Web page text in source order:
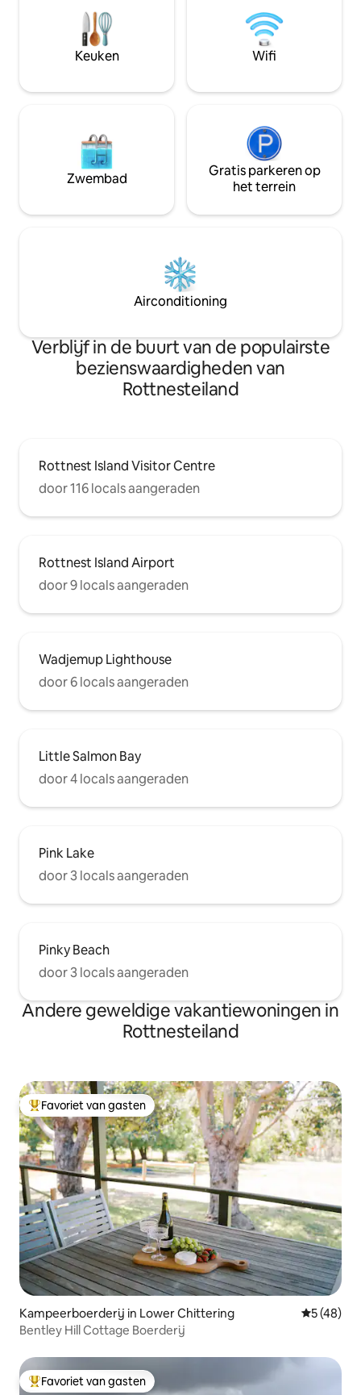
experts voor het heerlijke eten en
drinken, ben je nooit ver weg van een
korte wandeling naar het strand om te
genieten van de zon op je gezicht en het
sterren bij de
combinatie van
kijk ernaar uit
jullie te delen.
Keuken Wifi
Zwembad
Gratis parkeren op
het terrein
Airconditioning
Verblijf in de buurt van de populairste
bezienswaardigheden van
Rottnesteiland
Rottnest Island Visitor Centre
door 116 locals aangeraden
Rottnest Island Airport
door 9 locals aangeraden
Wadjemup Lighthouse
door 6 locals aangeraden
Little Salmon Bay
door 4 locals aangeraden
Pink Lake
door 3 locals aangeraden
Pinky Beach
door 3 locals aangeraden
Andere geweldige vakantiewoningen in
Rottnesteiland
Topfavoriet van gasten
Favoriet van gasten
Kampeerboerderij in Lower Chittering
5 (48)
Bentley Hill Cottage Boerderij
Topfavoriet van gasten
Favoriet van gasten